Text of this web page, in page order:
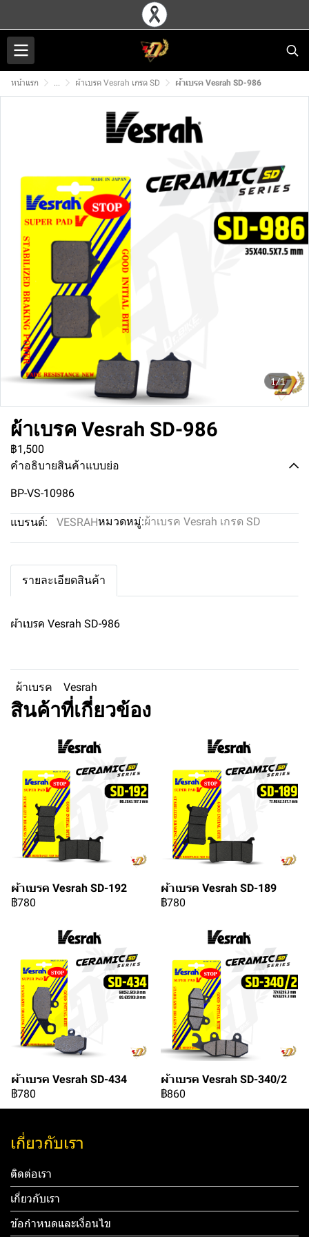
หน้าแรก ... ผ้าเบรค Vesrah เกรด SD ผ้าเบรค Vesrah SD-986
1/1
ผ้าเบรค Vesrah SD-986
฿1,500
คำอธิบายสินค้าแบบย่อ
BP-VS-10986
แบรนด์: VESRAHหมวดหมู่:ผ้าเบรค Vesrah เกรด SD
รายละเอียดสินค้า
ผ้าเบรค Vesrah SD-986
ผ้าเบรค Vesrah
สินค้าที่เกี่ยวข้อง
ผ้าเบรค Vesrah SD-192
฿780
ผ้าเบรค Vesrah SD-189
฿780
ผ้าเบรค Vesrah SD-434
฿780
ผ้าเบรค Vesrah SD-340/2
฿860
เกี่ยวกับเรา
ติดต่อเรา
เกี่ยวกับเรา
ข้อกำหนดและเงื่อนไข